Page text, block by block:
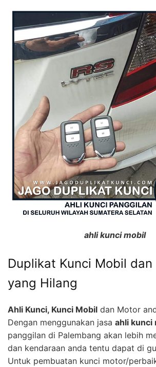
ahli kunci mobil
Duplikat Kunci Mobil
yang Hilang
Ahli Kunci, Kunci Mobil dan Motor
Dengan menggunakan jasa ahli kunci
panggilan di Palembang akan lebih
dan kendaraan anda tentu dapat di
Untuk pembuatan kunci motor/